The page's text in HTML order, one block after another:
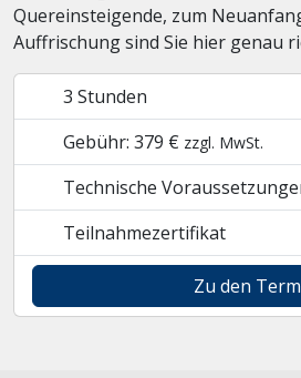
Quereinsteigende, zum
Auffrischung sind Sie hier genau
3 Stunden
Gebühr: 379 € zzgl. MwSt.
Technische
Teilnahmezertifikat
Zu den